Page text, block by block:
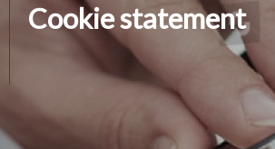
Cookie statement